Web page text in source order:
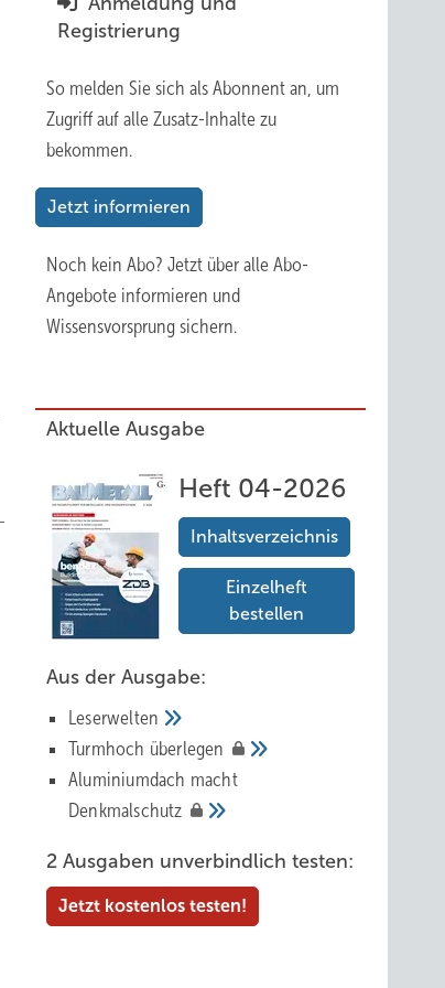
Registrierung
So melden Sie sich als Abonnent an, um
Zugriff auf alle Zusatz-Inhalte zu
bekommen.
Jetzt informieren
Noch kein Abo? Jetzt über alle Abo-
Angebote informieren und
Wissensvorsprung sichern.
Aktuelle Ausgabe
Heft 04-2026
Inhaltsverzeichnis
Einzelheft
bestellen
Aus der Ausgabe:
Leserwelten
Tur mhoch überlegen
Aluminiumdach macht
Denkmalschutz
2 Ausgaben unverbindlich testen:
Jetzt kostenlos testen!